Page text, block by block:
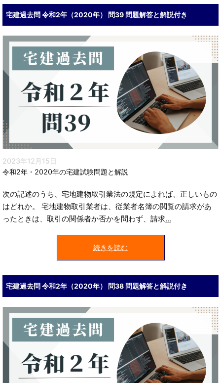
宅建過去問 令和2年（2020年） 問39 問題解答と解説付き
2023年12月15日
令和2年・2020年の宅建試験問題と解説
次の記述のうち、宅地建物取引業法の規定によれば、正しいもの
はどれか。 宅地建物取引業者は、従業者名簿の閲覧の請求があ
ったときは、取引の関係者か否かを問わず、請求...
続きを読む
宅建過去問 令和2年（2020年） 問38 問題解答と解説付き